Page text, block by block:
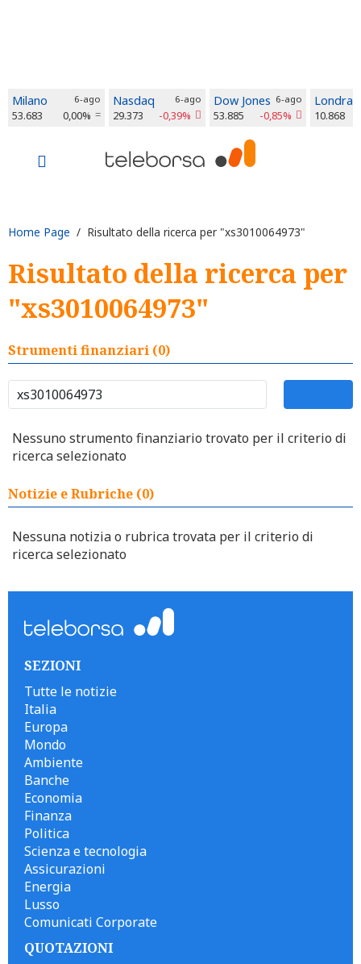
Milano 6-ago
53.683 0,00%
Nasdaq 6-ago
29.373 -0,39%
Dow Jones 6-ago
53.885 -0,85%
Londra
10.868
Home Page / Risultato della ricerca per "xs3010064973"
Risultato della ricerca per
"xs3010064973"
Strumenti finanziari (0)
Nessuno strumento finanziario trovato per il criterio di
ricerca selezionato
Notizie e Rubriche (0)
Nessuna notizia o rubrica trovata per il criterio di
ricerca selezionato
SEZIONI
Tutte le notizie
Italia
Europa
Mondo
Ambiente
Banche
Economia
Finanza
Politica
Scienza e tecnologia
Assicurazioni
Energia
Lusso
Comunicati Corporate
QUOTAZIONI